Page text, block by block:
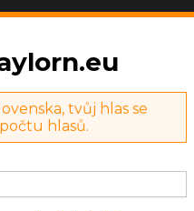
tvůj hlas se
hlasů.